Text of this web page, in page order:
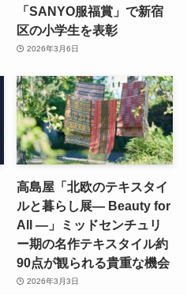
「SANYO服福賞」で新宿
区の小学生を表彰
2026年3月6日
高島屋「北欧のテキスタイ
ルと暮らし展― Beauty for
All ―」ミッドセンチュリ
ー期の名作テキスタイル約
90点が観られる貴重な機会
2026年3月3日